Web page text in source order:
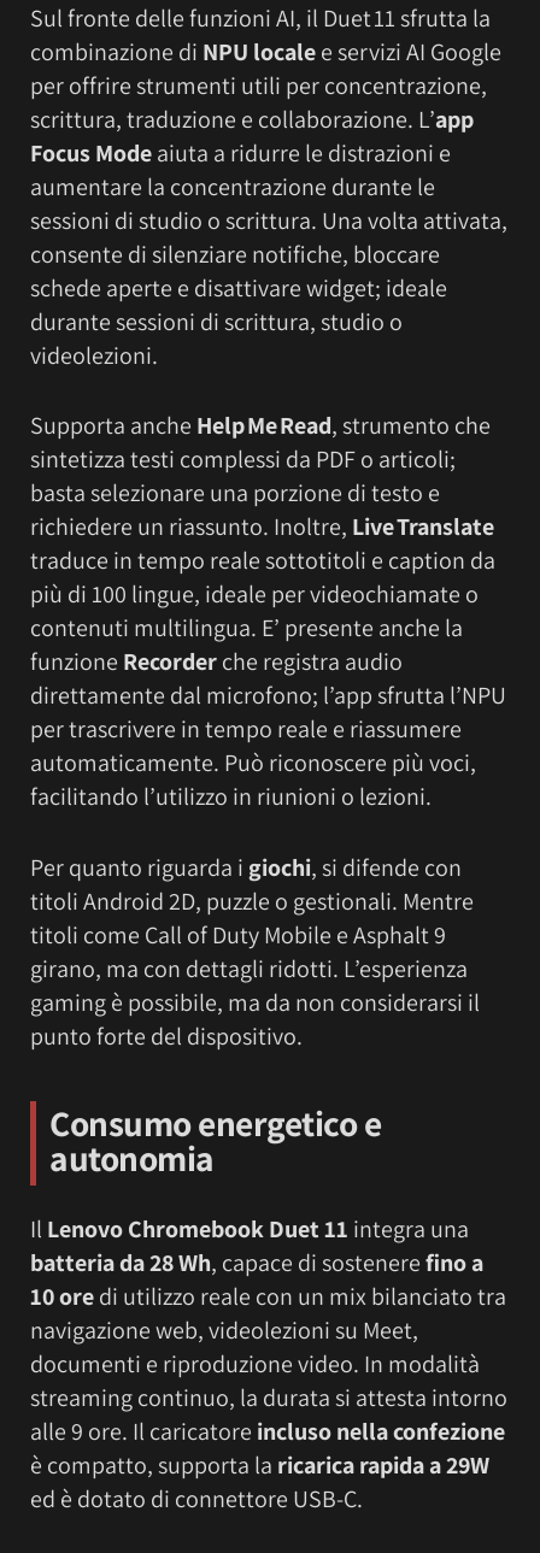
Sul fronte delle funzioni AI, il Duet 11 sfrutta la
combinazione di NPU localee servizi AI Google
per offrire strumenti utili per concentrazione,
scrittura, traduzione e collaborazione. L’app
Focus Modeaiuta a ridurre le distrazioni e
aumentare la concentrazione durante le
sessioni di studio o scrittura. Una volta attivata,
consente di silenziare notifiche, bloccare
schede aperte e disattivare widget; ideale
durante sessioni di scrittura, studio o
videolezioni.
Supporta anche Help Me Read, strumento che
sintetizza testi complessi da PDF o articoli;
basta selezionare una porzione di testo e
richiedere un riassunto. Inoltre, Live Translate
traduce in tempo reale sottotitoli e caption da
più di 100 lingue, ideale per videochiamate o
contenuti multilingua. E’ presente anche la
funzione Recorderche registra audio
direttamente dal microfono; l’app sfrutta l’NPU
per trascrivere in tempo reale e riassumere
automaticamente. Può riconoscere più voci,
facilitando l’utilizzo in riunioni o lezioni.
Per quanto riguarda i giochi, si difende con
titoli Android 2D, puzzle o gestionali. Mentre
titoli come Call of Duty Mobile e Asphalt 9
girano, ma con dettagli ridotti. L’esperienza
gaming è possibile, ma da non considerarsi il
punto forte del dispositivo.
Consumo energetico e
autonomia
Il Lenovo Chromebook Duet 11 integra una
batteria da 28 Wh, capace di sostenerefino a
10 oredi utilizzo reale con un mix bilanciato tra
navigazione web, videolezioni su Meet,
documenti e riproduzione video. In modalità
streaming continuo, la durata si attesta intorno
alle 9 ore. Il caricatore incluso nella confezione
è compatto, supporta la ricarica rapida a 29W
ed è dotato di connettore USB-C.